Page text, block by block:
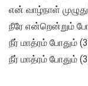
என் வாழ்நாள்
நீரே என்றென்றும்
நீர் மாத்ரம் போதும்
நீர் மாத்ரம் போதும்